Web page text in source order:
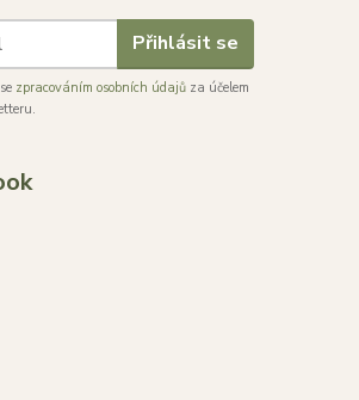
Přihlásit se
zpracováním osobních údajů za účelem